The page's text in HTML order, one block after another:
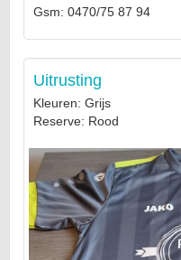
Gsm: 0470/75 87 94
Uitrusting
Kleuren: Grijs
Reserve: Rood